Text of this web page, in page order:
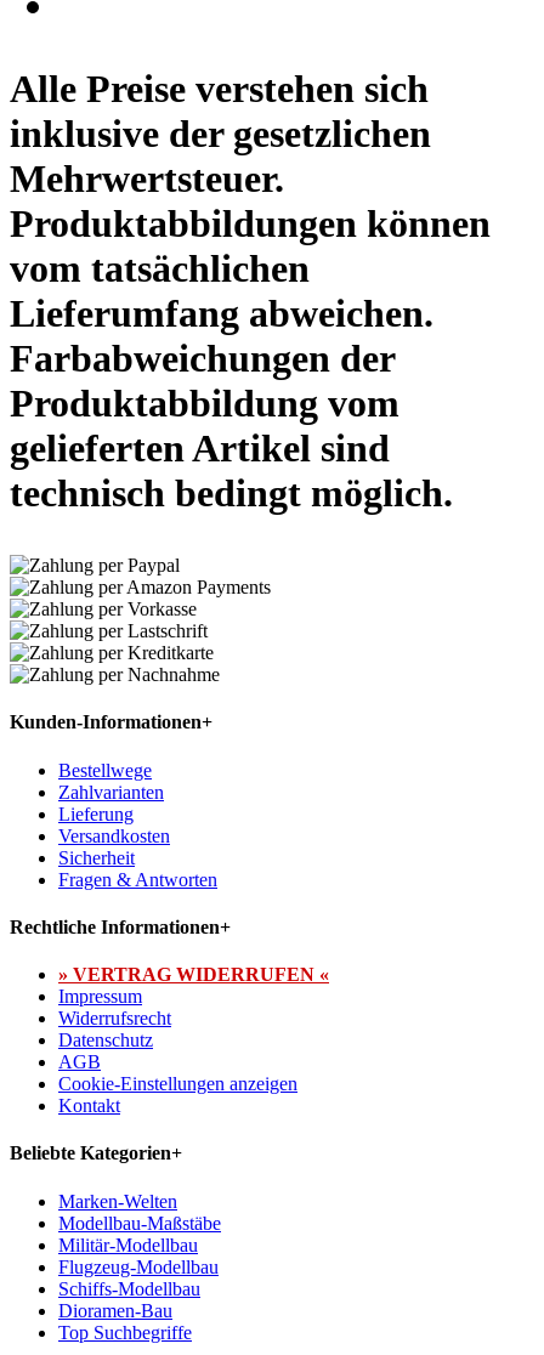
Alle Preise verstehen sich
inklusive der gesetzlichen
Mehrwertsteuer.
Produktabbildungen können
vom tatsächlichen
Lieferumfang abweichen.
Farbabweichungen der
Produktabbildung vom
gelieferten Artikel sind
technisch bedingt möglich.
Kunden-Informationen+
Bestellwege
Zahlvarianten
Lieferung
Versandkosten
Sicherheit
Fragen & Antworten
Rechtliche Informationen+
» VERTRAG WIDERRUFEN «
Impressum
Widerrufsrecht
Datenschutz
AGB
Cookie-Einstellungen anzeigen
Kontakt
Beliebte Kategorien+
Marken-Welten
Modellbau-Maßstäbe
Militär-Modellbau
Flugzeug-Modellbau
Schiffs-Modellbau
Dioramen-Bau
Top Suchbegriffe